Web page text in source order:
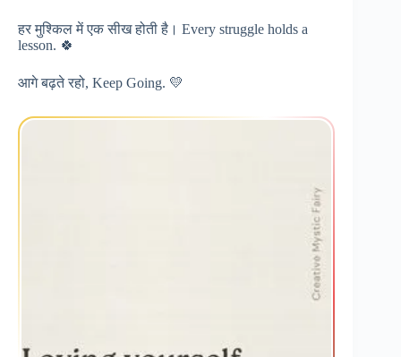
हर मुश्किल में एक सीख होती है। Every struggle holds a
lesson. 🍀
आगे बढ़ते रहो, Keep Going. 💛